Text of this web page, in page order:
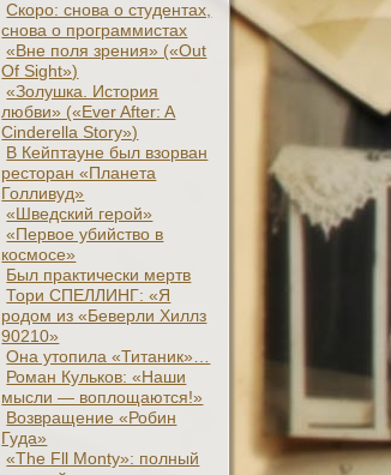
Скоро: снова о студентах,
снова о программистах
«Вне поля зрения» («Out
Of Sight»)
«Золушка. История
любви» («Ever After: A
Cinderеlla Story»)
В Кейптауне был взорван
ресторан «Планета
Голливуд»
«Шведский герой»
«Первое убийство в
космосе»
Был практически мертв
Тори СПЕЛЛИНГ: «Я
родом из «Беверли Хиллз
90210»
Она утопила «Титаник»…
Роман Кульков: «Наши
мысли — воплощаются!»
Возвращение «Робин
Гуда»
«The Fll Monty»: полный